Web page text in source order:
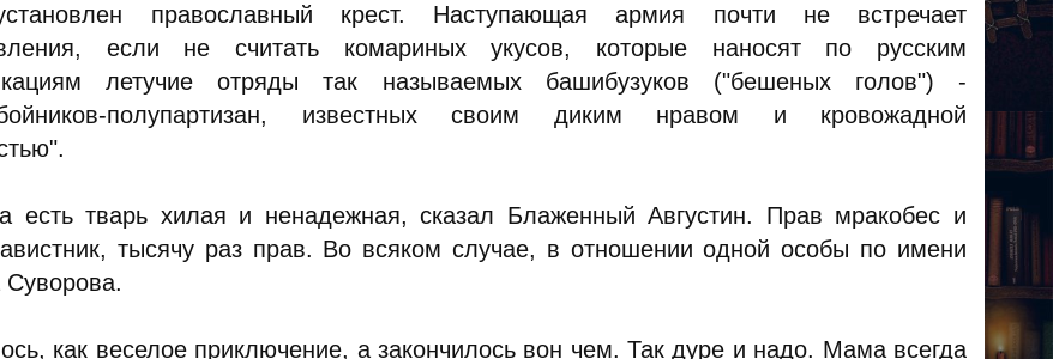
православный крест. Наступающая армия почти не встречает
если не считать комариных укусов, которые наносят по русским
летучие отряды так называемых башибузуков ("бешеных голов") -
полупартизан, известных своим диким нравом и кровожадной
есть тварь хилая и ненадежная, сказал Блаженный Августин. Прав мракобес и
тысячу раз прав. Во всяком случае, в отношении одной особы по имени
как веселое приключение, а закончилось вон чем. Так дуре и надо. Мама всегда